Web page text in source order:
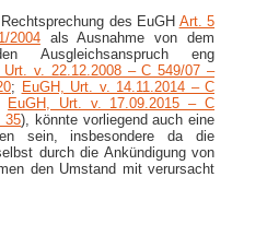
des EuGH Art. 5
2004als Ausnahme von dem
Ausgleichsanspruch eng
Urt. v. 22.12.2008 – C 549/07 –
; EuGH, Urt. v. 14.11.2014 – C
EuGH, Urt. v. 17.09.2015 – C
35), könnte vorliegend auch eine
sein, insbesondere da die
durch die Ankündigung von
den Umstand mit verursacht